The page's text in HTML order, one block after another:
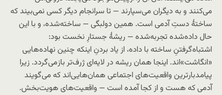
می‌کنند و به دیگران می‌سپارند — تا سرانجام دیگر کسی نمی‌بیند که
ساختهٔ دستِ آدمی است. همین دو‌لبگی — ساخته‌شده، و با این
حال داده‌شده تجربه‌شده — ریشهٔ جستارِ نخست بود:
اشتباه‌گرفتنِ ساخته با داده، از یاد بردنِ اینکه چنین نهاده‌هایی
«انگاشت»‌اند. اینجا همان ریشه در لایه‌ای ژرف‌تر باز‌می‌گردد. زیرا
پیامدبارترین واقعیت‌های اجتماعی همان‌هایی‌اند که می‌گویند
آدمی که هست و از کجا آمده است — واقعیت‌های هویت‌بخش.